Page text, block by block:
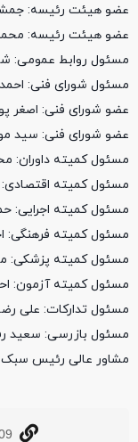
عضو هیئت رئیسه:
عضو هیئت رئیسه:
مسئول روابط عمومی:
مسئول شورای فنی:
عضو شورای فنی: اصغر
عضو شورای فنی: سید
مسئول کمیته داوران:
مسئول کمیته اقتصادی:
مسئول کمیته اجرایی:
مسئول کمیته فرهنگی:
مسئول کمیته پزشکی:
مسئول کمیته آزمون:
مسئول تدارکات: علی
مسئول بازرسی: سعید
مشاور عالی رئیس